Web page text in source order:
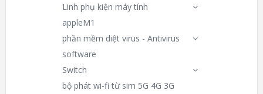
Linh phụ kiện máy tính
appleM1
phần mềm diệt virus - Antivirus
software
Switch
bộ phát wi-fi từ sim 5G 4G 3G